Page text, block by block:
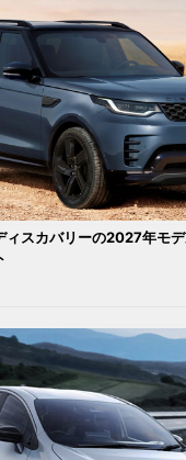
ィスカバリーの2027年モ